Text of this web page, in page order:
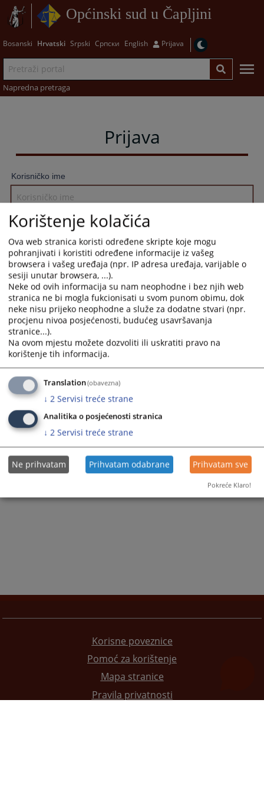
Općinski sud u Čapljini
Bosanski Hrvatski Srpski Српски English Prijava
Napredna pretraga
Prijava
Korisničko ime
Lozinka
Zapamti me
Prijava
Zaboravili ste lozinku?
Želite postati član?
Korisne poveznice
Pomoć za korištenje
Mapa stranice
Pravila privatnosti
Korištenje kolačića
Ova web stranica koristi određene skripte koje mogu
pohranjivati i koristiti određene informacije iz vašeg
browsera i vašeg uređaja (npr. IP adresa uređaja, varijable o
sesiji unutar browsera, ...).
Neke od ovih informacija su nam neophodne i bez njih web
stranica ne bi mogla fukcionisati u svom punom obimu, dok
neke nisu prijeko neophodne a služe za dodatne stvari (npr.
procjenu nivoa posjećenosti, budućeg usavršavanja
stranice...).
Na ovom mjestu možete dozvoliti ili uskratiti pravo na
korištenje tih informacija.
Translation(obavezna)
↓ 2 Servisi treće strane
Analitika o posjećenosti stranica
↓ 2 Servisi treće strane
Ne prihvatam Prihvatam odabrane Prihvatam sve
Pokreće Klaro!